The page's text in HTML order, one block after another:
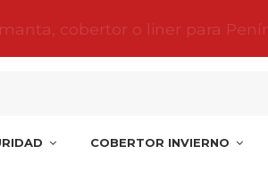
cobertor o liner para
COBERTOR INVIERNO